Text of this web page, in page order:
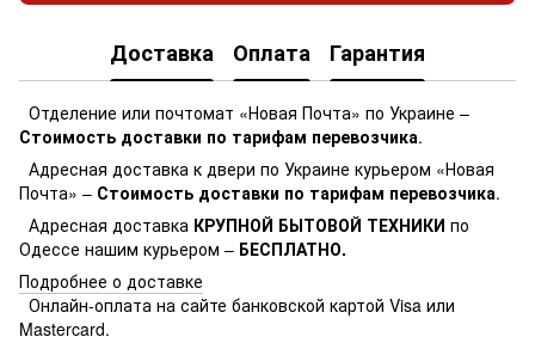
Доставка Оплата Гарантия
Отделение или почтомат «Новая Почта» по Украине –
Стоимость доставки по тарифам перевозчика.
Адресная доставка к двери по Украине курьером «Новая
Почта» – Стоимость доставки по тарифам перевозчика.
Адресная доставка КРУПНОЙ БЫТОВОЙ ТЕХНИКИ по
Одессе нашим курьером – БЕСПЛАТНО.
Подробнее о доставке
Онлайн-оплата на сайте банковской картой Visa или
Mastercard.